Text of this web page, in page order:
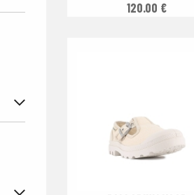
120.00 €